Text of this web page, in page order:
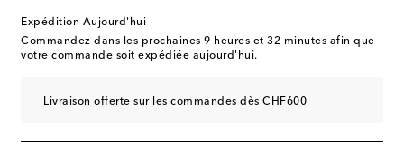
Expédition Aujourd'hui
Commandez dans les prochaines 9 heures et 32 minutes afin que
votre commande soit expédiée aujourd'hui.
Livraison offerte sur les commandes dès CHF600